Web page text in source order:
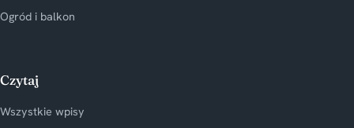
Ogród i balkon
Czytaj
Wszystkie wpisy